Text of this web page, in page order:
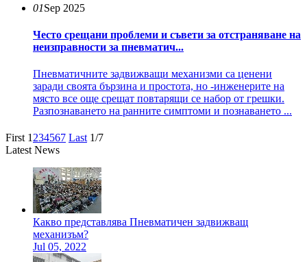
01Sep 2025
Често срещани проблеми и съвети за отстраняване на
неизправности за пневматич...
Пневматичните задвижващи механизми са ценени
заради своята бързина и простота, но -инженерите на
място все още срещат повтарящи се набор от грешки.
Разпознаването на ранните симптоми и познаването ...
First 1 234567 Last 1/7
Latest News
Какво представлява Пневматичен задвижващ
механизъм?
Jul 05, 2022